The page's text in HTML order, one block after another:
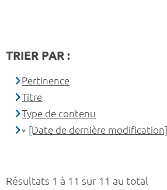
Résultats 1 à 11 sur 11 au total
TRIER PAR :
Pertinence
Titre
Type de contenu
[Date de dernière modification]